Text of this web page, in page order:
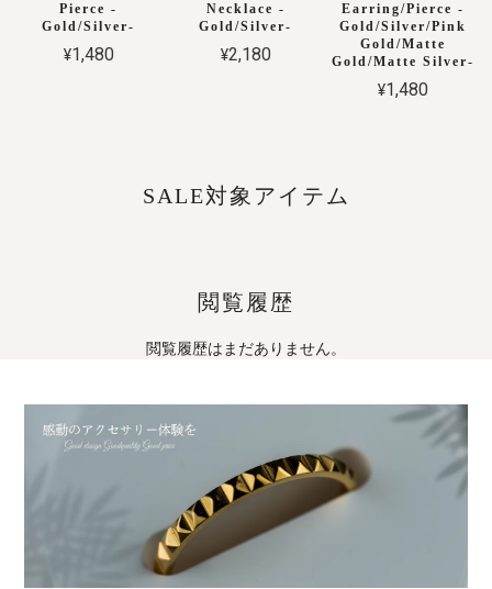
Pierce -
Gold/Silver-
¥1,480
Necklace -
Gold/Silver-
¥2,180
Earring/Pierce -
Gold/Silver/Pink
Gold/Matte
Gold/Matte Silver-
¥1,480
SALE対象アイテム
閲覧履歴
閲覧履歴はまだありません。